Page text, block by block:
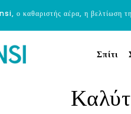
ο καθαριστής αέρα, η βελτίωση
Σπίτι